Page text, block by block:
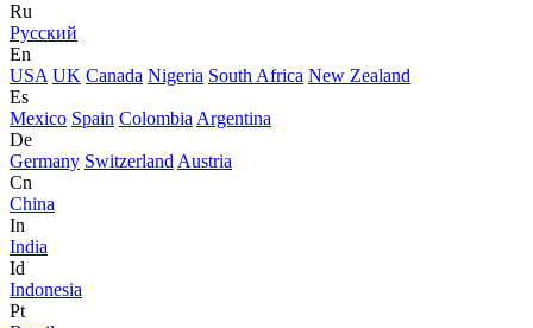
Ru
Русский
En
USA UK Canada Nigeria South Africa New Zealand
Es
Mexico Spain Colombia Argentina
De
Germany Switzerland Austria
Cn
China
In
India
Id
Indonesia
Pt